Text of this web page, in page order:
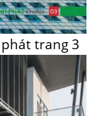
trang 3